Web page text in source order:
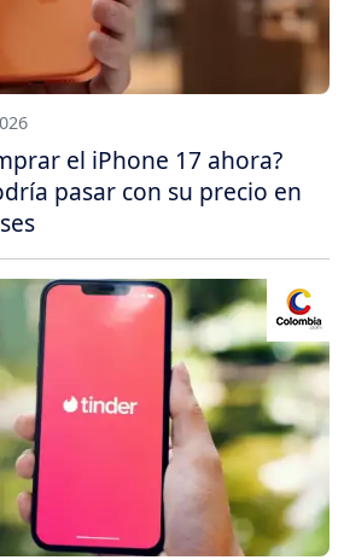
el iPhone 17 ahora?
pasar con su precio en